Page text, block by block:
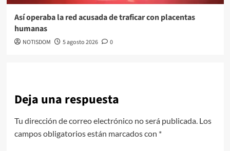
Así operaba la red acusada de traficar con placentas
humanas
NOTISDOM 5 agosto 2026 0
Deja una respuesta
Tu dirección de correo electrónico no será publicada. Los
campos obligatorios están marcados con *